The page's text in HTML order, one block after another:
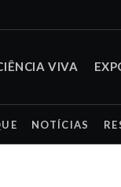
VIVA
NOTÍCIAS